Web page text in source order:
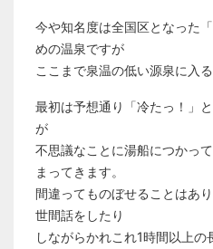
今や知名度は全国区となった
めの温泉ですが
ここまで泉温の低い源泉に入
最初は予想通り「冷たっ！」
が
不思議なことに湯船につかっ
まってきます。
間違ってものぼせることはあ
世間話をしたり
しながらかれこれ1時間以上の